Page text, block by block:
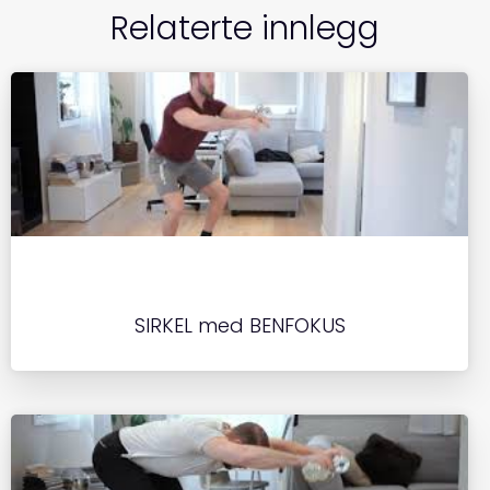
o
k
n e
st
Relaterte innlegg
SIRKEL med BENFOKUS